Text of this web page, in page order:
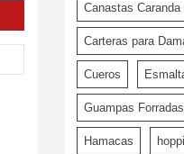
Canastas Caranda
Carteras para
Cueros
Guampas
Hamacas